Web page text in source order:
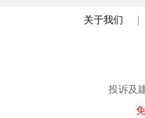
关于我们 |
投诉及